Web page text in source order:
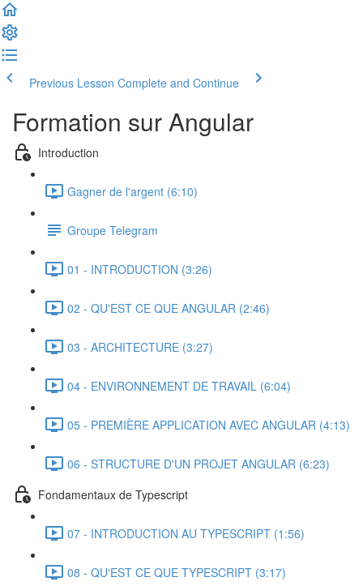
Previous Lesson Complete and Continue
Formation sur Angular
Introduction
Gagner de l'argent (6:10)
Groupe Telegram
01 - INTRODUCTION (3:26)
02 - QU'EST CE QUE ANGULAR (2:46)
03 - ARCHITECTURE (3:27)
04 - ENVIRONNEMENT DE TRAVAIL (6:04)
05 - PREMIÈRE APPLICATION AVEC ANGULAR (4:13)
06 - STRUCTURE D'UN PROJET ANGULAR (6:23)
Fondamentaux de Typescript
07 - INTRODUCTION AU TYPESCRIPT (1:56)
08 - QU'EST CE QUE TYPESCRIPT (3:17)